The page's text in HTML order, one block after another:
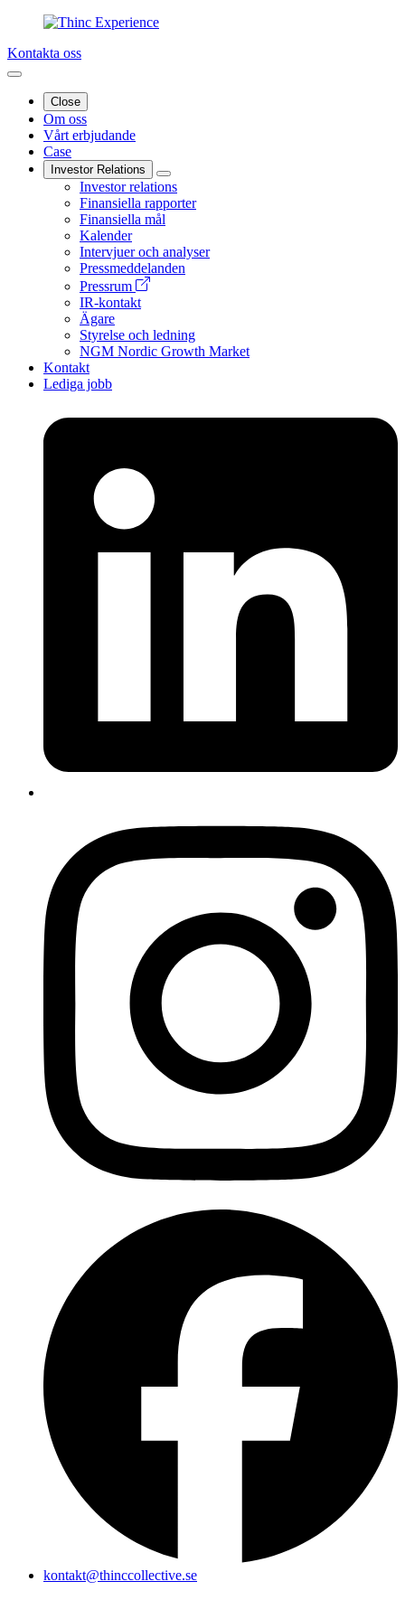
Kontakta oss
Close
Om oss
Vårt erbjudande
Case
Investor Relations
Investor relations
Finansiella rapporter
Finansiella mål
Kalender
Intervjuer och analyser
Pressmeddelanden
Pressrum
IR-kontakt
Ägare
Styrelse och ledning
NGM Nordic Growth Market
Kontakt
Lediga jobb
kontakt@thinccollective.se